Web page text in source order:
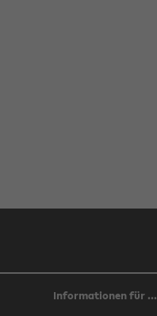
Informationen für ...